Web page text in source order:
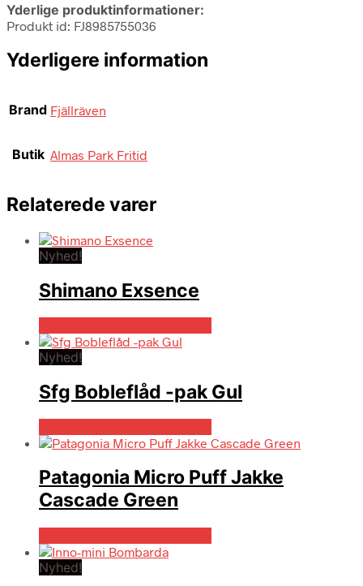
Yderlige produktinformationer:
Produkt id: FJ8985755036
Yderligere information
Brand Fjällräven
Butik Almas Park Fritid
Relaterede varer
Nyhed!
Shimano Exsence
Nyhed!
Sfg Bobleflåd -pak Gul
Patagonia Micro Puff Jakke
Cascade Green
Nyhed!